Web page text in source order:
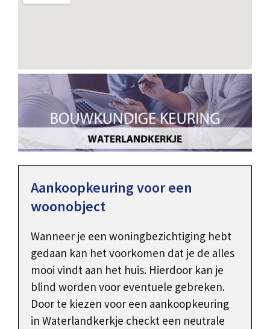
Aankoopkeuring voor een
woonobject
Wanneer je een woningbezichtiging hebt
gedaan kan het voorkomen dat je de alles
mooi vindt aan het huis. Hierdoor kan je
blind worden voor eventuele gebreken.
Door te kiezen voor een aankoopkeuring
in Waterlandkerkje checkt een neutrale